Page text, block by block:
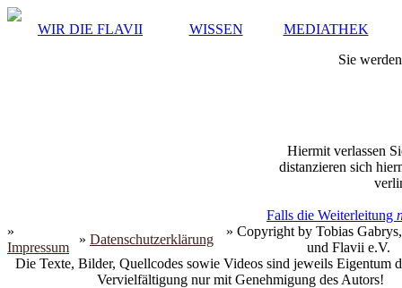
WIR DIE FLAVII WISSEN
MEDIATHEK
Sie
Hiermit verlassen
distanzieren sich
Falls die Weiterleitung
»
Impressum
» Datenschutzerklärung
» Copyright by Tobias
und Flavii e.V.
Die Texte, Bilder, Quellcodes sowie Videos sind jeweils Eigentum
Vervielfältigung nur mit Genehmigung des Autors!